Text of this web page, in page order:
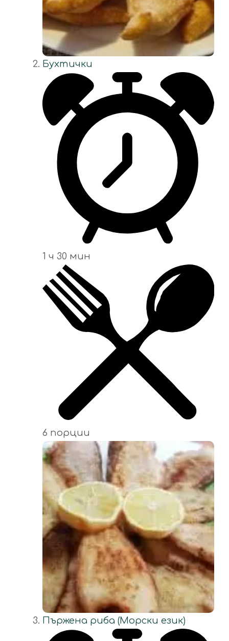
Бухтички
1 ч 30 мин
6 порции
Пържена риба (Морски език)